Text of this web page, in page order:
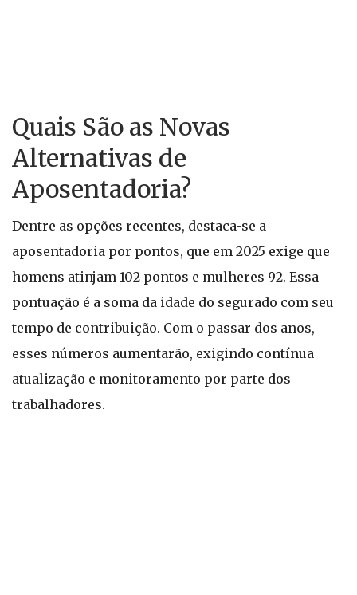
Quais São as Novas
Alternativas de
Aposentadoria?
Dentre as opções recentes, destaca-se a
aposentadoria por pontos, que em 2025 exige que
homens atinjam 102 pontos e mulheres 92. Essa
pontuação é a soma da idade do segurado com seu
tempo de contribuição. Com o passar dos anos,
esses números aumentarão, exigindo contínua
atualização e monitoramento por parte dos
trabalhadores.